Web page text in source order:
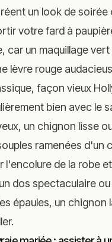
un look de soirée
votre fard à
car un maquillage
lèvre rouge
façon vieux
bien avec le
un chignon lisse
ramenées d'un
l'encolure de la robe
dos spectaculaire
épaules, un chignon